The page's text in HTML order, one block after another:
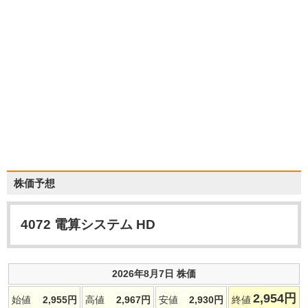
株価予想
4072 電算システム HD
2026年8月7日 株価
始値 2,955円 高値 2,967円 安値 2,930円 終値 2,954 円